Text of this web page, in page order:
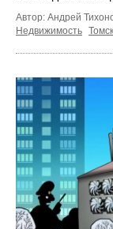
Автор: Андрей
Недвижимость Томск